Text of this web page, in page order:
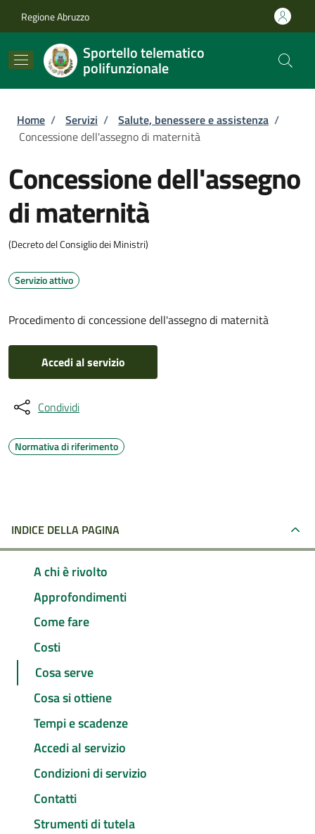
Regione Abruzzo
Sportello telematico
polifunzionale
Briciole di pane
Home / Servizi / Salute, benessere e assistenza /
Concessione dell'assegno di maternità
Concessione dell'assegno
di maternità
(Decreto del Consiglio dei Ministri)
Servizio attivo
Procedimento di concessione dell'assegno di maternità
Accedi al servizio
Condividi
Normativa di riferimento
INDICE DELLA PAGINA
A chi è rivolto
Approfondimenti
Come fare
Costi
Cosa serve
Cosa si ottiene
Tempi e scadenze
Accedi al servizio
Condizioni di servizio
Contatti
Strumenti di tutela